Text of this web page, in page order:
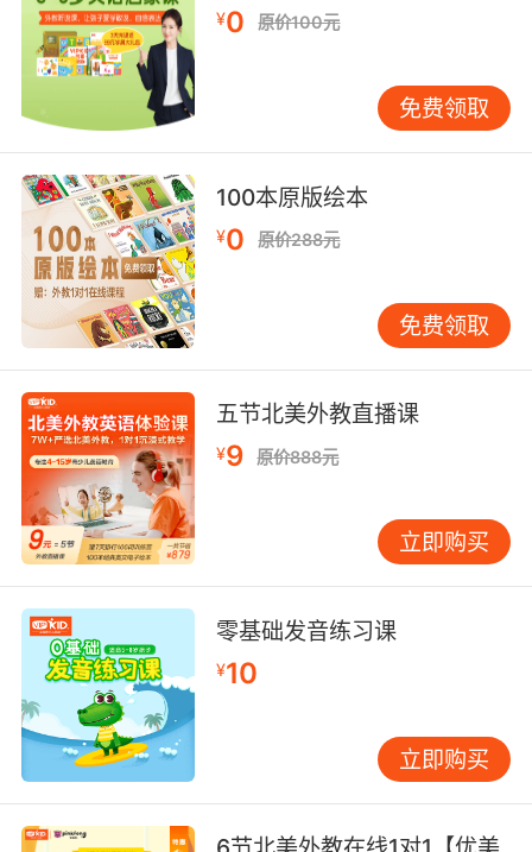
¥0 原价100元
免费领取
100本原版绘本
¥0 原价288元
免费领取
五节北美外教直播课
¥9 原价888元
立即购买
零基础发音练习课
¥10
立即购买